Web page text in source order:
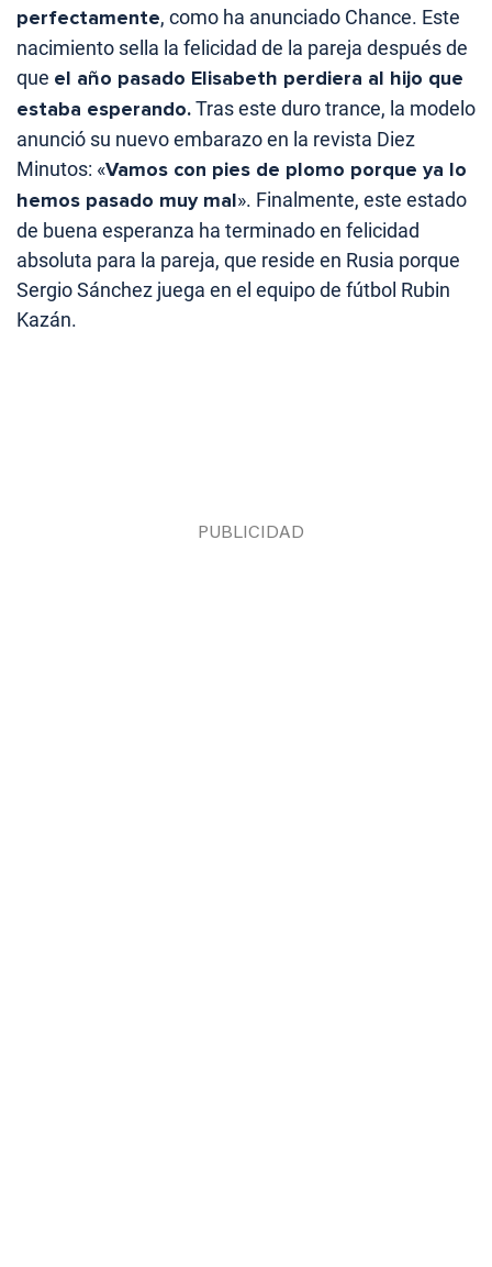
perfectamente, como ha anunciado Chance. Este
nacimiento sella la felicidad de la pareja después de
que el año pasado Elisabeth perdiera al hijo que
estaba esperando.Tras este duro trance, la modelo
anunció su nuevo embarazo en la revista Diez
Minutos: «Vamos con pies de plomo porque ya lo
hemos pasado muy mal». Finalmente, este estado
de buena esperanza ha terminado en felicidad
absoluta para la pareja, que reside en Rusia porque
Sergio Sánchez juega en el equipo de fútbol Rubin
Kazán.